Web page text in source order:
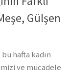
Gülşen
hafta kadın
ve mücadele